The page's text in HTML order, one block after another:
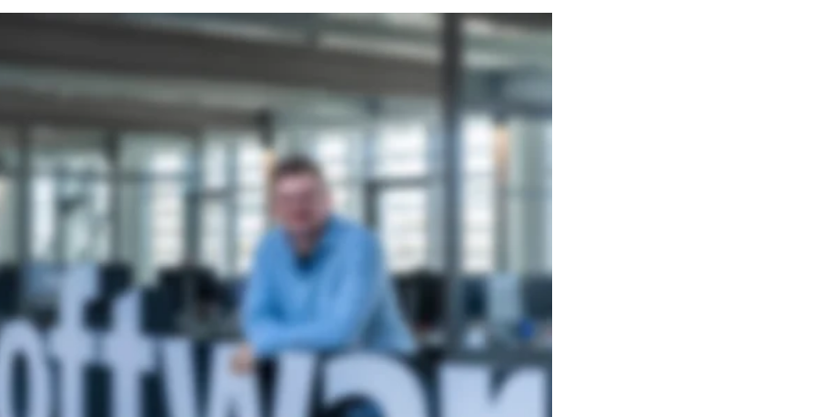
GmbH, Vertriebs- und Marketinggesellschaft der Tobit
komplettiert ihre Geschäftsführung: Julian Feller übernimmt die Leitung des
Auftrag ist klar umrissen – Markenbekanntheit ausbauen, Zielgruppenansprache
Strategie für neue Produkte und Features optimieren und die Partner Journey
im ersten Schritt SideKick™, das vollständig in Europa betriebene Unified-AI-
seit Dezember 2023 im Markt etabliert und bei mittelständischen Unternehmen,
und Bildungsträgern im Einsatz.
im Haus. Er absolvierte seine Ausbildung zum Mediengestalter in der
und Visualisierung bei Tobit Software und arbeitete anschließend als Kreativer –